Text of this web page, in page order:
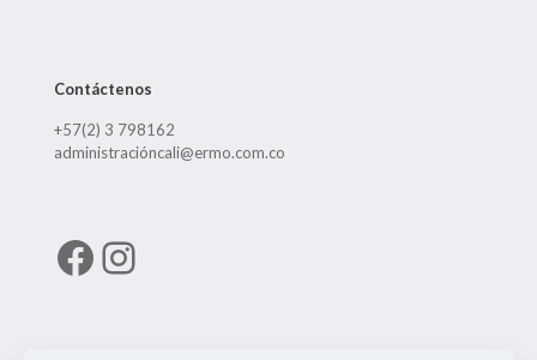
Contáctenos
+57(2) 3 798162
administracióncali@ermo.com.co
Facebook
Instagram